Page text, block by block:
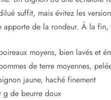
suffit, mais évitez les
apporte de la rondeur. À la
moyens, bien lavés et
de terre moyennes,
jaune, haché finement
g de beurre doux